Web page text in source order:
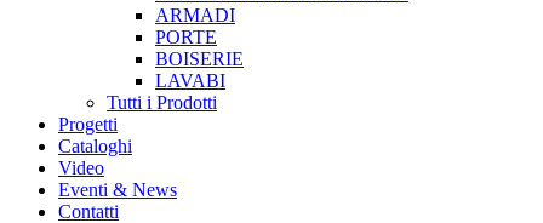
ARMADI
PORTE
BOISERIE
LAVABI
Tutti i Prodotti
Progetti
Cataloghi
Video
Eventi & News
Contatti